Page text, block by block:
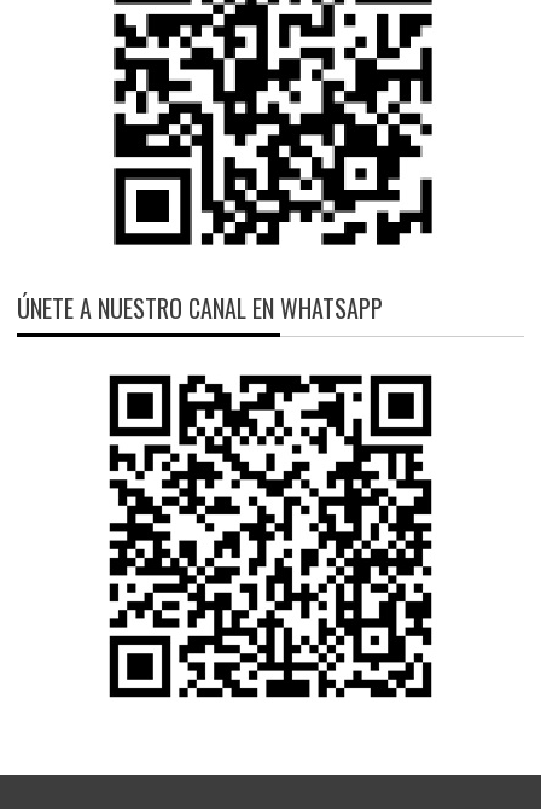
ÚNETE A NUESTRO CANAL EN WHATSAPP